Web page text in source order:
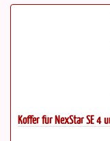
Koffer für NexStar SE 4